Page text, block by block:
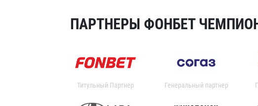
ПАРТНЕРЫ ФОНБЕТ
Титульный Партнер Генеральный партнер